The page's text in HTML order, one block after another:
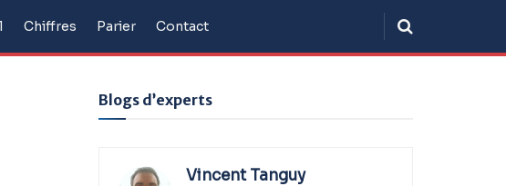
Chiffres Parier Contact
Blogs d’experts
Vincent Tanguy